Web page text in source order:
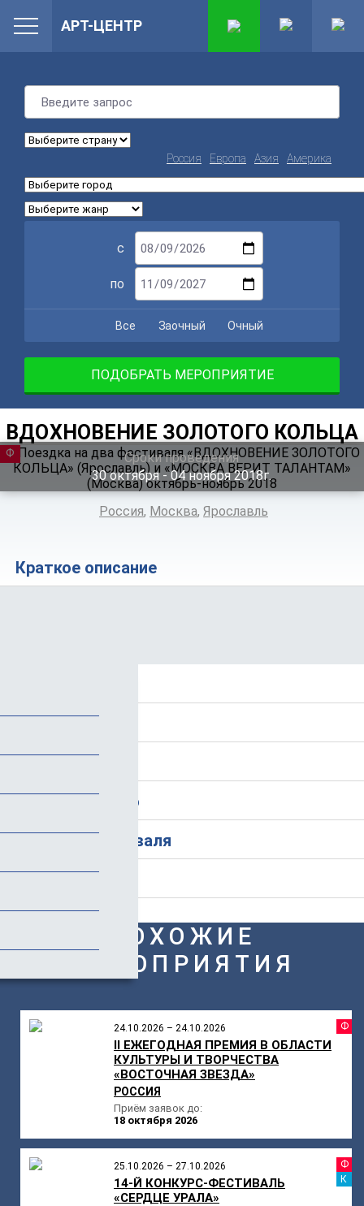
Россия Европа Азия Америка
с
по
Все Заочный Очный
ПОДОБРАТЬ МЕРОПРИЯТИЕ
ВДОХНОВЕНИЕ ЗОЛОТОГО КОЛЬЦА
Сроки проведения
30октября‐ 04ноября 2018г.
ФЕСТИВАЛЬ
Россия, Москва, Ярославль
Краткое описание
Дополнительно
История фестиваля
ПОХОЖИЕ
МЕРОПРИЯТИЯ
24.10.2026 – 24.10.2026
II ЕЖЕГОДНАЯ ПРЕМИЯ В ОБЛАСТИ
КУЛЬТУРЫ И ТВОРЧЕСТВА
«ВОСТОЧНАЯ ЗВЕЗДА»
РОССИЯ
Приём заявок до:
18 октября 2026
25.10.2026 – 27.10.2026
14-Й КОНКУРС-ФЕСТИВАЛЬ
«СЕРДЦЕ УРАЛА»
АРТ-ЦЕНТР